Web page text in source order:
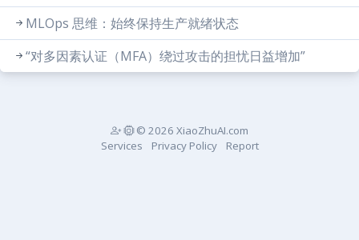
MLOps 思维：始终保持生产就绪状态
“对多因素认证（MFA）绕过攻击的担忧日益增加”
© 2026 XiaoZhuAI.com
Services
Privacy Policy Report